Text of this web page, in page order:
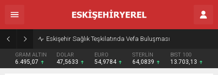
Eskişehir Sağlık Teşkilatında Vefa Buluşması
GRAM ALTIN
6.495,07
DOLAR
47,5633
EURO
54,9784
STERLİN
64,0839
BIST 100
13.703,13